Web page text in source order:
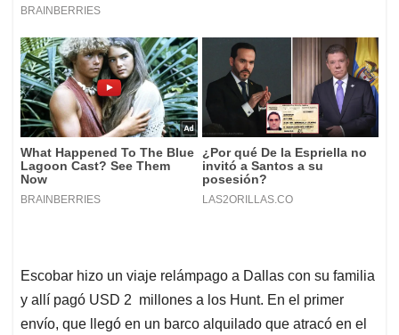
Escobar hizo un viaje relámpago a Dallas con su familia
y allí pagó USD 2 millones a los Hunt. En el primer
envío, que llegó en un barco alquilado que atracó en el